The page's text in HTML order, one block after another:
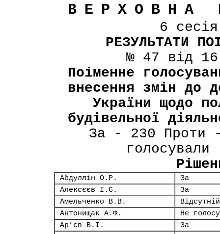
ВЕРХОВНА
6
РЕЗУЛЬТАТИ
№ 47 від
Поіменне
внесення змін до
України щодо
будівельної
За - 230 Проти
Абдуллін О.Р.
За
Алексєєв І.С.
За
Амельченко В.В.
Відсутній
Антонищак А.Ф.
Не
Ар’єв В.І.
За